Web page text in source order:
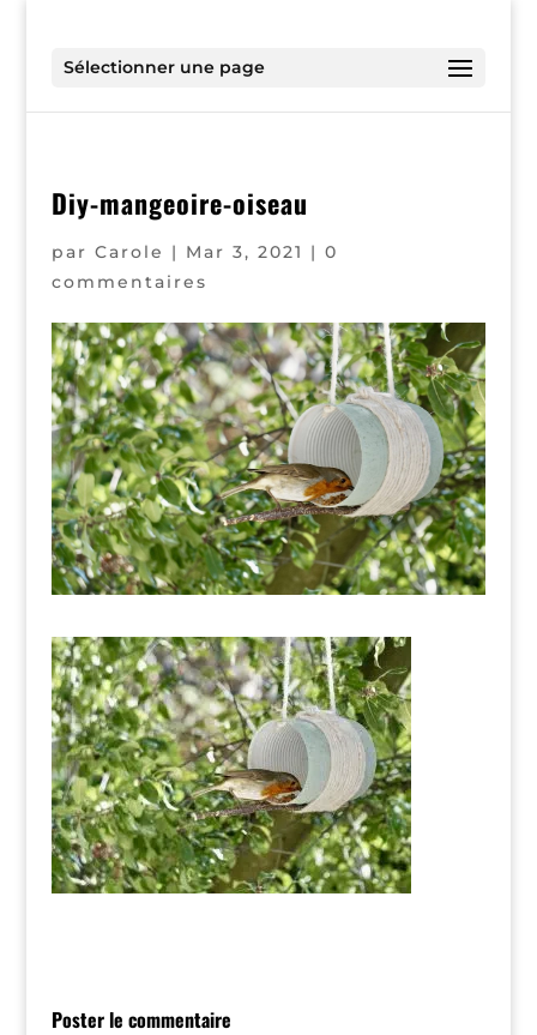
Sélectionner une page
Diy-mangeoire-oiseau
par Carole | Mar 3, 2021 | 0
commentaires
Poster le commentaire